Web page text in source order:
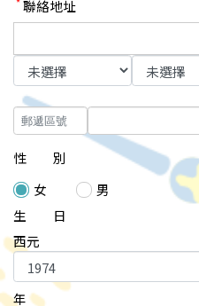
聯絡地址
性 別
女
男
生 日
西元
年